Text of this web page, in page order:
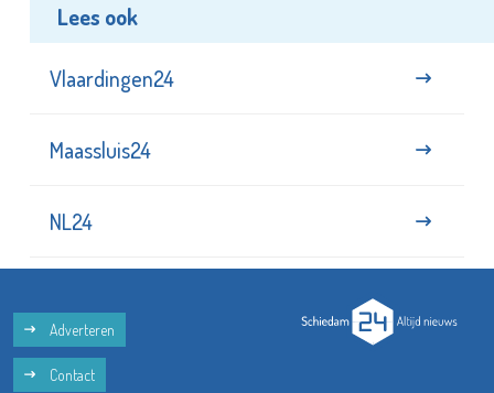
Lees ook
Vlaardingen24
Maassluis24
NL24
Adverteren
Contact